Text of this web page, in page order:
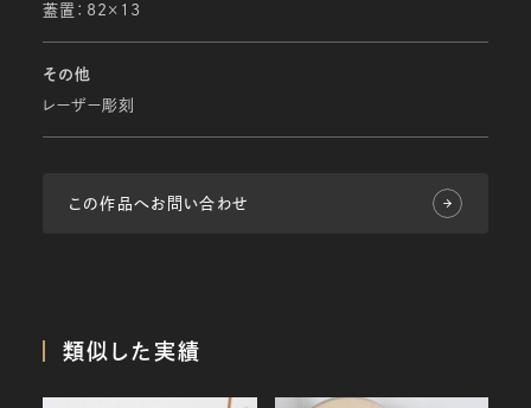
蓋置：82×13
その他
レーザー彫刻
この作品へお問い合わせ
類似した実績